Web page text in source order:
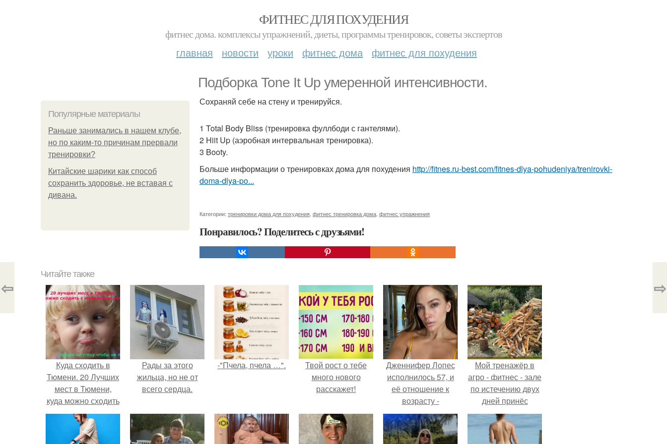
ФИТНЕС ДЛЯ ПОХУДЕНИЯ
фитнес дома. комплексы упражнений, диеты, программы тренировок, советы экспертов
главная новости уроки фитнес дома фитнес для похудения
Подборка Tone It Up умеренной интенсивности.
Популярные материалы
Раньше занимались в нашем клубе,
но по каким-то причинам прервали
тренировки?
Китайские шарики как способ
сохранить здоровье, не вставая с
дивана.
Сохраняй себе на стену и тренируйся.
1 Total Body Bliss (тренировка фуллбоди с гантелями).
2 Hiit Up (аэробная интервальная тренировка).
3 Booty.
Больше информации о тренировках дома для похудения http://fitnes.ru-best.com/fitnes-dlya-pohudeniya/trenirovki-
doma-dlya-po...
Категории: тренировки дома для похудения фитнес тренировка дома фитнес упражнения
Понравилось? Поделитесь с друзьями!
⇦ ⇨
Читайте также
Куда сходить в
Тюмени. 20 Лучших
мест в Тюмени,
куда можно сходить
с маленьким
ребенком
Рады за этого
жильца, но не от
всего сердца.
-"Пчела, пчела …".
Твой рост о тебе
много нового
расскажет!
Дженнифер Лопес
исполнилось 57, и
её отношение к
возрасту -
настоящий
манифест
уверенности: "не
Мой тренажёр в
агро - фитнес - зале
по истечению двух
дней принёс
ощутимый
результат.